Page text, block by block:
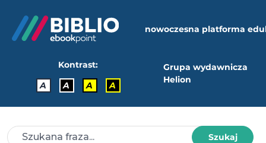
nowoczesna platforma
Kontrast:
A
A A A
Grupa wydawnicza
Helion
Szukaj